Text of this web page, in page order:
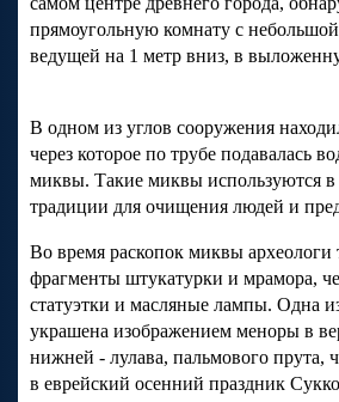
прямоугольную комнату с
ведущей на 1 метр вниз, в
В одном из углов сооружения
через которое по трубе подавалась
миквы. Такие миквы используются в
традиции для очищения людей и
Во время раскопок миквы
фрагменты штукатурки и мрамора,
статуэтки и масляные лампы. Одна
украшена изображением меноры в
нижней - лулава, пальмового прута,
в еврейский осенний праздник